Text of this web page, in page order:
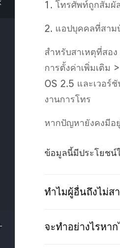
1. โทรศัพท์ถูกสัมผั
2. แอปบุคคลที่สาม
สำหรับสาเหตุที่สอ
การตั้งค่าเพิ่มเติม >
OS 2.5 และเวอร์
งานการโทร
หากปัญหายังคงมีอ
ข้อมูลนี้มีประโยชน์
ทำไมผู้อื่นถึงไม่ส
จะทำอย่างไรหา